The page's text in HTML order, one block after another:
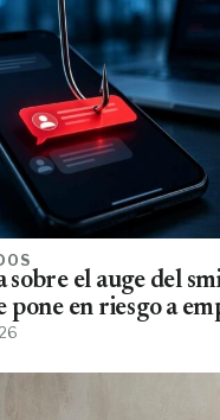
el auge del
en riesgo a